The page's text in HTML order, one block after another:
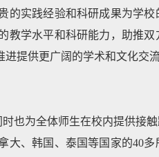
的实践经验和科研成果为学
教学水平和科研能力，助推
提供更广阔的学术和文化交
也为全体师生在校内提供接
、韩国、泰国等国家的40